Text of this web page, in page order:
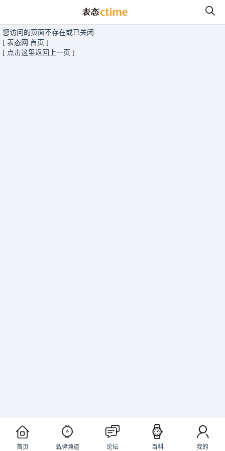
您访问的页面不存在或已关闭
[ 表态网 首页 ]
[ 点击这里返回上一页 ]
首页 品牌频道 论坛 百科 我的